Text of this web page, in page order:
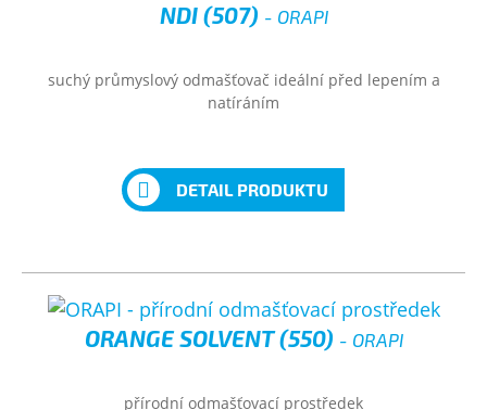
NDI (507) - ORAPI
suchý průmyslový odmašťovač ideální před lepením a
natíráním
DETAIL PRODUKTU
ORANGE SOLVENT (550) - ORAPI
přírodní odmašťovací prostředek